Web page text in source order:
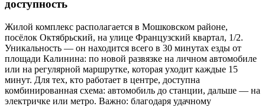
доступность
Жилой комплекс располагается в Мошковском районе,
посёлок Октябрьский, на улице Французский квартал, 1/2.
Уникальность — он находится всего в 30 минутах езды от
площади Калинина: по новой развязке на личном автомобиле
или на регулярной маршрутке, которая уходит каждые 15
минут. Для тех, кто работает в центре, доступна
комбинированная схема: автомобиль до станции, дальше — на
электричке или метро. Важно: благодаря удачному